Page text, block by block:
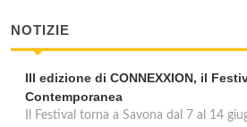
NOTIZIE
III edizione di CONNEXXION, il
Contemporanea
Il Festival torna a Savona dal 7 al 14